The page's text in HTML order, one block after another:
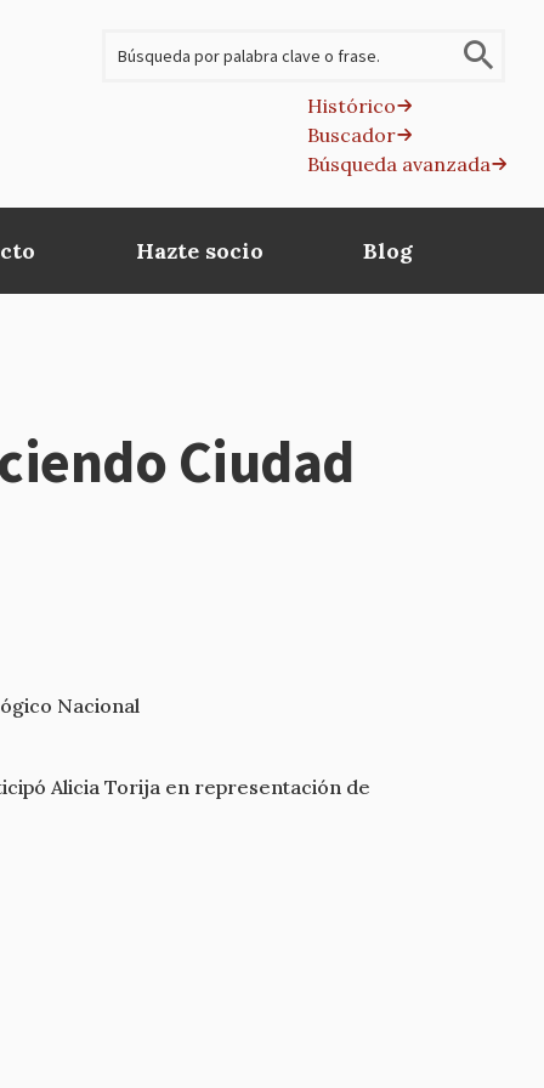
Histórico
Buscador
Búsqueda avanzada
Hazte socio Blog
Ciudad
Nacional
Alicia Torija en representación de